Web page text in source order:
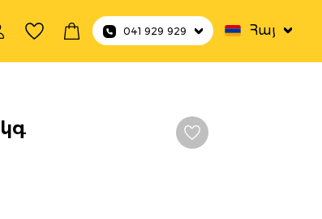
041 929 929 Հայ